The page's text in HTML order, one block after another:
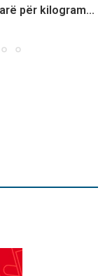
për kilogram...